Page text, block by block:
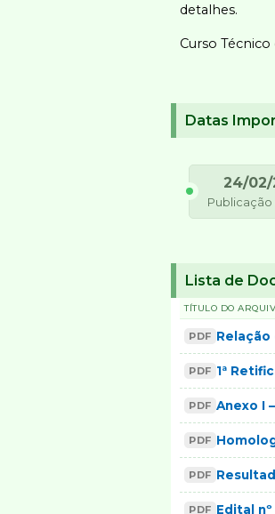
detalhes.
Curso Técnico
Datas
24/02/
Publicação
Lista de
TÍTULO DO
PDF Relação
PDF 1ª
PDF Anexo I
PDF
PDF
PDF Edital